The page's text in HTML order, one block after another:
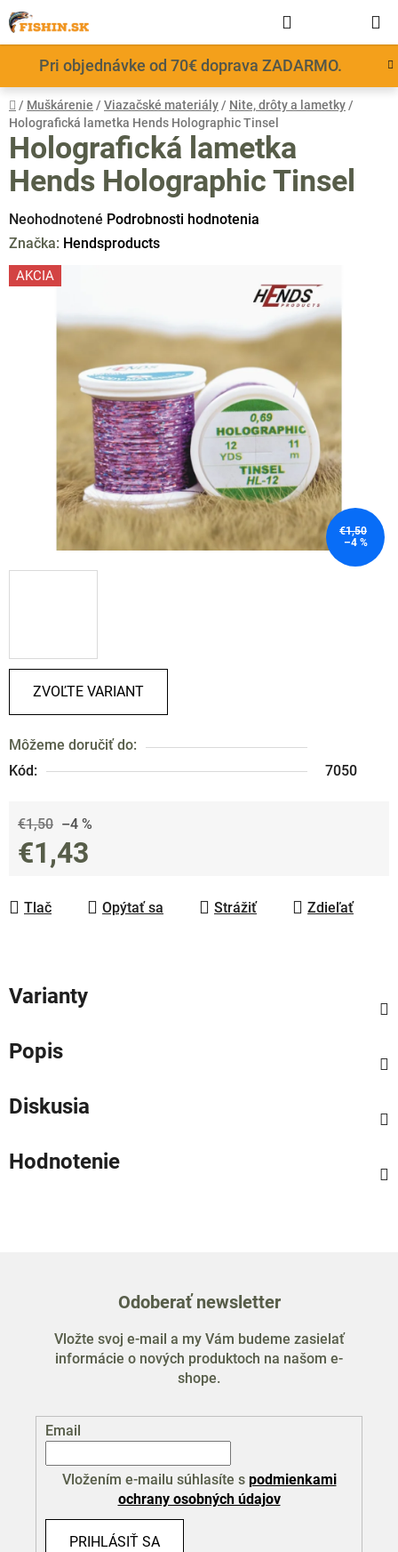
Prejsť
na
obsah
Pri objednávke od 70€ doprava ZADARMO.
KOŠÍK
Domov
/ Muškárenie / Viazačské materiály / Nite, drôty a lametky /
Holografická lametka Hends Holographic Tinsel
ZVOĽTE VARIANT
Môžeme doručiť do:
Kód:
7050
€1,50 –4 %
€1,43
Tlač
Opýtať sa Strážiť Zdieľať
Holografická lametka
Hends Holographic Tinsel
Priemerné
hodnotenie
produktu
je
hviezdičiek.
Neohodnotené Podrobnosti hodnotenia
Značka: Hendsproducts
AKCIA
€1,50
–4 %
Varianty
Popis
Diskusia
Hodnotenie
Odoberať newsletter
Vložte svoj e-mail a my Vám budeme zasielať
informácie o nových produktoch na našom e-
shope.
Email
Vložením e-mailu súhlasíte s podmienkami
ochrany osobných údajov
PRIHLÁSIŤ SA